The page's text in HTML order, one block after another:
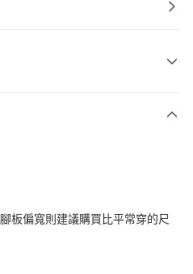
板偏寬則建議購買比平常穿的尺